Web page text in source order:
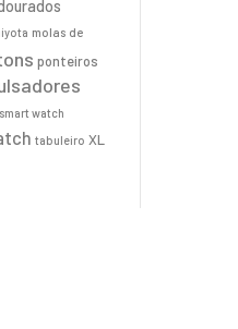
molas de
ponteiros
smart watch
tabuleiro XL